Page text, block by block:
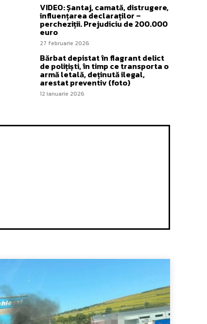
VIDEO: Șantaj, camată, distrugere,
influențarea declaraților –
percheziții. Prejudiciu de 200.000
euro
27 februarie 2026
Bărbat depistat în flagrant delict
de polițiști, în timp ce transporta o
armă letală, deținută ilegal,
arestat preventiv (foto)
12 ianuarie 2026